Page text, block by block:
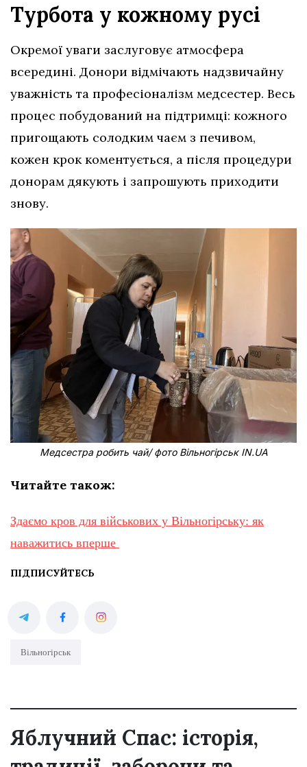
Турбота у кожному русі
Окремої уваги заслуговує атмосфера
всередині. Донори відмічають надзвичайну
уважність та професіоналізм медсестер. Весь
процес побудований на підтримці: кожного
пригощають солодким чаєм з печивом,
кожен крок коментується, а після процедури
донорам дякують і запрошують приходити
знову.
Медсестра робить чай/ фото Вільногірськ IN.UA
Читайте також:
Здаємо кров для військових у Вільногірську: як
наважитись вперше
ПІДПИСУЙТЕСЬ
Вільногірськ
Яблучний Спас: історія,